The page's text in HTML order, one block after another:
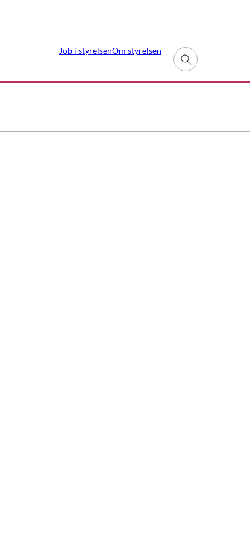
Job i styrelsenOm styrelsen
Fold søgefelt ud